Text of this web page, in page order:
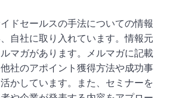
ドセールスの手法についての情報
自社に取り入れています。情報元
マガがあります。メルマガに記載
社のアポイント獲得方法や成功事
かしています。また、セミナーを